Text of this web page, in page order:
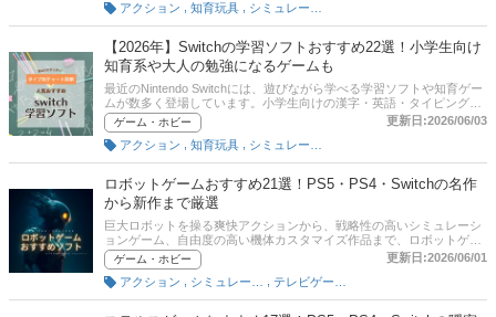
高齢者の脳活性化目的で利用する人も増加しています。また、子ども
向けの知育ゲームとしても活用でき、「switch 脳トレ系」「スイッチ
ソフト 脳トレ」など幅広い層に需要があります。本記事では、Switch
脳トレゲームをランキング形式で厳選し、ボケ防止や認知症予防にも
役立つおすすめソフトをわかりやすく紹介します。記事後半には、比
較一覧表、通販サイトの売れ筋人気ランキングもあるので、口コミや
評判もチェックしてみてください。
アクション
知育玩具
【2026年】Switchの学習ソフトおすすめ22選！小学生向け
知育系や大人の勉強になるゲームも
最近のNintendo Switchには、遊びながら学べる学習ソフトや知育ゲー
ムが数多く登場しています。小学生向けの漢字・英語・タイピング・
プログラミング学習ソフトはもちろん、大人向けの脳トレや思考力を
鍛えるゲームまでジャンルも豊富です。特に「switch学習ソフト 小学
生」「switch 勉強になるゲーム」「switch 知育 小学生」などの検索需
要が伸びており、家庭学習の入口としてSwitchを活用する家庭も増え
ています。この記事では、小学生向け知育ソフトから大人向けの勉強
系ゲームまで、Nintendo Switchで遊びながら学べるおすすめタイトル
を厳選して紹介。失敗しない選び方も解説しているので、「switch 学
習 ソフト おすすめ」を探している方はぜひ参考にしてください。記
事後半には、比較一覧表、通販サイトの売れ筋人気ランキングもある
ので、口コミや評判もチェックしてみてください。
ゲーム・ホビー
更新日:2026/06/03
アクション
知育玩具
ロボットゲームおすすめ21選！PS5・PS4・Switchの名作
から新作まで厳選
巨大ロボットを操る爽快アクションから、戦略性の高いシミュレーシ
ョンゲーム、自由度の高い機体カスタマイズ作品まで、ロボットゲー
ムにはさまざまな魅力があります。近年は『ARMORED CORE VI
FIRES OF RUBICON』や『ガンダムブレイカー4』など話題作も登場
し、PS5・PS4・Nintendo Switchで遊べるロボットゲームの選択肢は
さらに豊富になりました。この記事では、ロボットゲームの選び方を
解説するとともに、アクション・シミュレーション・カスタマイズ系
ゲーム・ホビー
更新日:2026/06/01
アクション